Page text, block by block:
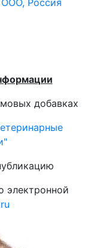
ООО, Россия
добавках
электронной